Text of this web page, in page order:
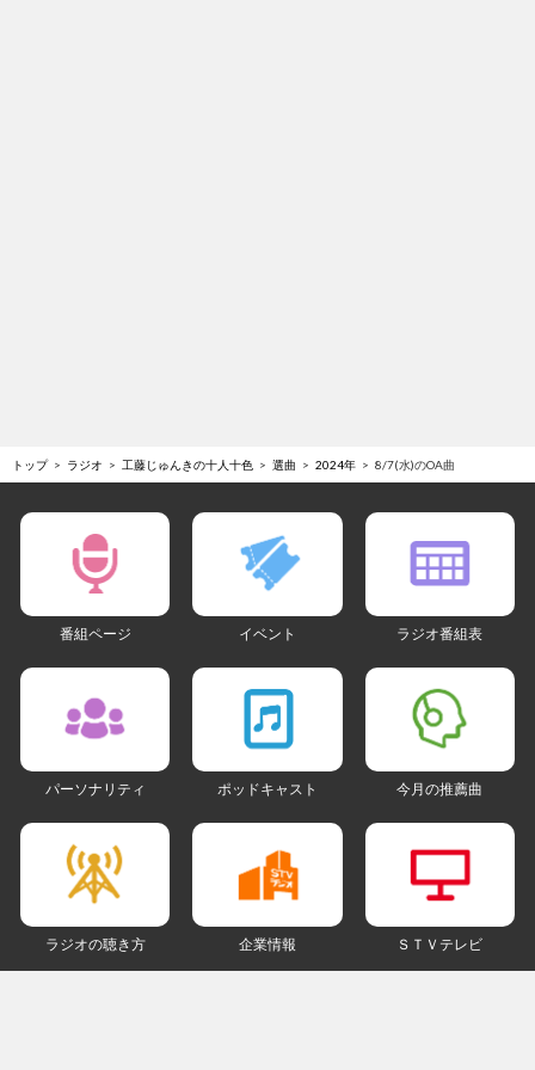
トップ ラジオ 工藤じゅんきの十人十色 選曲 2024年 8/7(水)のOA曲
番組ページ イベント ラジオ番組表
パーソナリティ ポッドキャスト 今月の推薦曲
ラジオの聴き方 企業情報 ＳＴＶテレビ